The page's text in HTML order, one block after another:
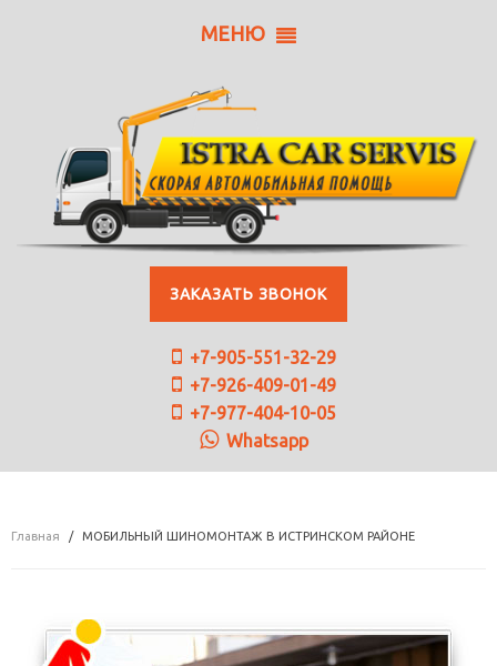
МЕНЮ
ЗАКАЗАТЬ ЗВОНОК
+7-905-551-32-29
+7-926-409-01-49
+7-977-404-10-05
Whatsapp
Главная МОБИЛЬНЫЙ ШИНОМОНТАЖ В ИСТРИНСКОМ РАЙОНЕ